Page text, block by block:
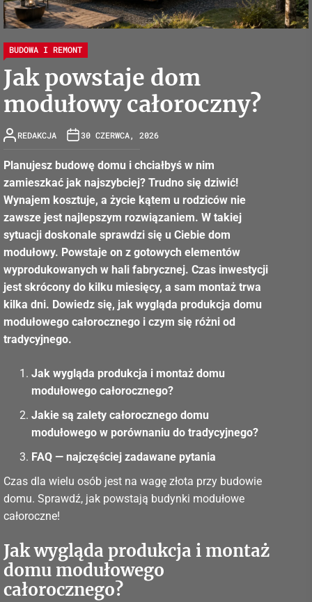
BUDOWA I REMONT
Jak powstaje dom
modułowy całoroczny?
REDAKCJA 30 CZERWCA, 2026
Planujesz budowę domu i chciałbyś w nim
zamieszkać jak najszybciej? Trudno się dziwić!
Wynajem kosztuje, a życie kątem u rodziców nie
zawsze jest najlepszym rozwiązaniem. W takiej
sytuacji doskonale sprawdzi się u Ciebie dom
modułowy. Powstaje on z gotowych elementów
wyprodukowanych w hali fabrycznej. Czas inwestycji
jest skrócony do kilku miesięcy, a sam montaż trwa
kilka dni. Dowiedz się, jak wygląda produkcja domu
modułowego całorocznego i czym się różni od
tradycyjnego.
Jak wygląda produkcja i montaż domu
modułowego całorocznego?
Jakie są zalety całorocznego domu
modułowego w porównaniu do tradycyjnego?
FAQ — najczęściej zadawane pytania
Czas dla wielu osób jest na wagę złota przy budowie
domu. Sprawdź, jak powstają budynki modułowe
całoroczne!
Jak wygląda produkcja i montaż
domu modułowego
całorocznego?